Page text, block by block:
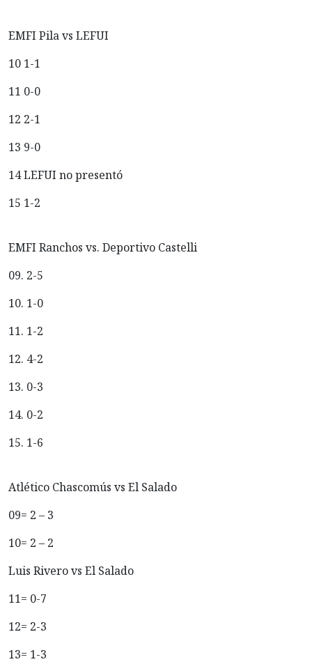
EMFI Pila vs LEFUI
10 1-1
11 0-0
12 2-1
13 9-0
14 LEFUI no presentó
15 1-2
EMFI Ranchos vs. Deportivo Castelli
09. 2-5
10. 1-0
11. 1-2
12. 4-2
13. 0-3
14. 0-2
15. 1-6
Atlético Chascomús vs El Salado
09= 2 – 3
10= 2 – 2
Luis Rivero vs El Salado
11= 0-7
12= 2-3
13= 1-3